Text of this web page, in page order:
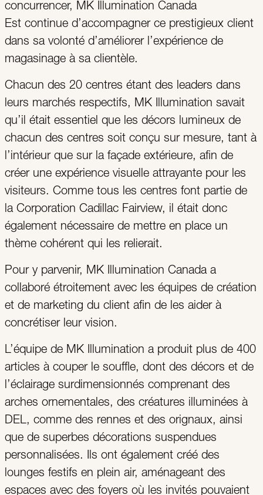
concurrencer, MK Illumination Canada
Est continue d’accompagner ce prestigieux client
dans sa volonté d’améliorer l’expérience de
magasinage à sa clientèle.
Chacun des 20 centres étant des leaders dans
leurs marchés respectifs, MK Illumination savait
qu’il était essentiel que les décors lumineux de
chacun des centres soit conçu sur mesure, tant à
l’intérieur que sur la façade extérieure, afin de
créer une expérience visuelle attrayante pour les
visiteurs. Comme tous les centres font partie de
la Corporation Cadillac Fairview, il était donc
également nécessaire de mettre en place un
thème cohérent qui les relierait.
Pour y parvenir, MK Illumination Canada a
collaboré étroitement avec les équipes de création
et de marketing du client afin de les aider à
concrétiser leur vision.
L’équipe de MK Illumination a produit plus de 400
articles à couper le souffle, dont des décors et de
l’éclairage surdimensionnés comprenant des
arches ornementales, des créatures illuminées à
DEL, comme des rennes et des orignaux, ainsi
que de superbes décorations suspendues
personnalisées. Ils ont également créé des
lounges festifs en plein air, aménageant des
espaces avec des foyers où les invités pouvaient